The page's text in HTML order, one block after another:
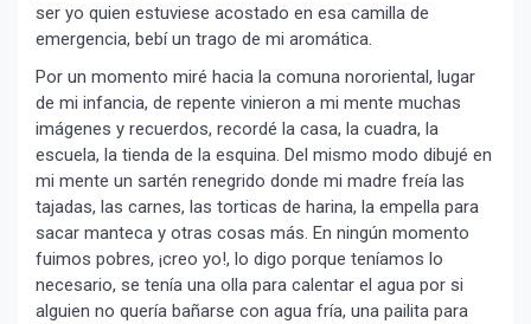
ser yo quien estuviese acostado en esa camilla de
emergencia, bebí un trago de mi aromática.
Por un momento miré hacia la comuna nororiental, lugar
de mi infancia, de repente vinieron a mi mente muchas
imágenes y recuerdos, recordé la casa, la cuadra, la
escuela, la tienda de la esquina. Del mismo modo dibujé en
mi mente un sartén renegrido donde mi madre freía las
tajadas, las carnes, las torticas de harina, la empella para
sacar manteca y otras cosas más. En ningún momento
fuimos pobres, ¡creo yo!, lo digo porque teníamos lo
necesario, se tenía una olla para calentar el agua por si
alguien no quería bañarse con agua fría, una pailita para